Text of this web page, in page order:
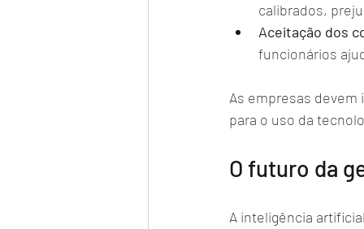
calibrados,
Aceitação dos
funcionários
As empresas
para o uso da
O futuro da
A inteligência